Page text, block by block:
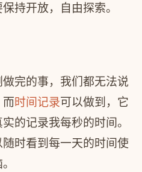
持开放，自由探索。
完的事，我们都无法说
而时间记录可以做到，它
的记录我每秒的时间。
时看到每一天的时间使